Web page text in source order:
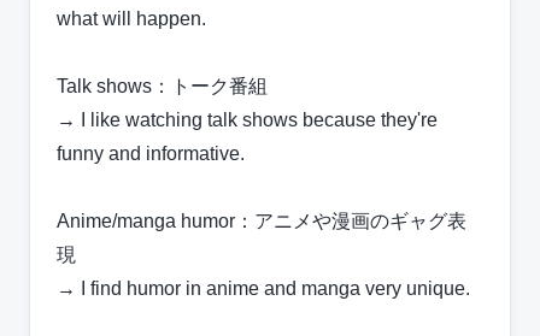
what will happen.
Talk shows：トーク番組
→ I like watching talk shows because they're
funny and informative.
Anime/manga humor：アニメや漫画のギャグ表
現
→ I find humor in anime and manga very unique.